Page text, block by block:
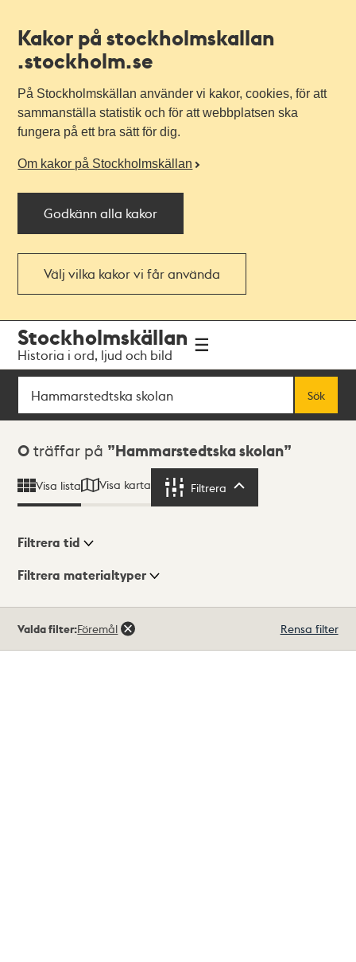
Kakor på stockholmskallan
.stockholm.se
På Stockholmskällan använder vi kakor, cookies, för att
sammanställa statistik och för att webbplatsen ska
fungera på ett bra sätt för dig.
Om kakor på Stockholmskällan
Godkänn alla kakor
Välj vilka kakor vi får använda
navigationen
huvudinnehållet
Stockholmskällan
Historia i ord, ljud och bild
Sök
Sök
Sökresultat
0 träffar på Hammarstedtska skolan
Visa lista Visa karta Filtrera
Visningsläge
Filtrera tid
Filtrera materialtyper
träffar
Valda filter:Föremål Rensa filter